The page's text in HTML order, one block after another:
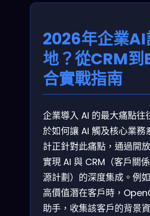
2026年企業AI
地？從CRM到
合實戰指南
企業導入 AI 的最大痛點
於如何讓 AI 觸及核心業
計正針對此痛點，通過開
實現 AI 與 CRM（客戶關
源計劃）的深度集成。例
高價值潛在客戶時，
助手，收集該客戶的背景